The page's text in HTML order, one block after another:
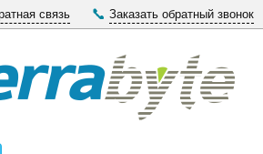
связь Заказать обратный звонок